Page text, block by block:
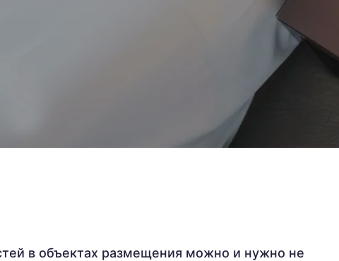
в объектах размещения можно и нужно не